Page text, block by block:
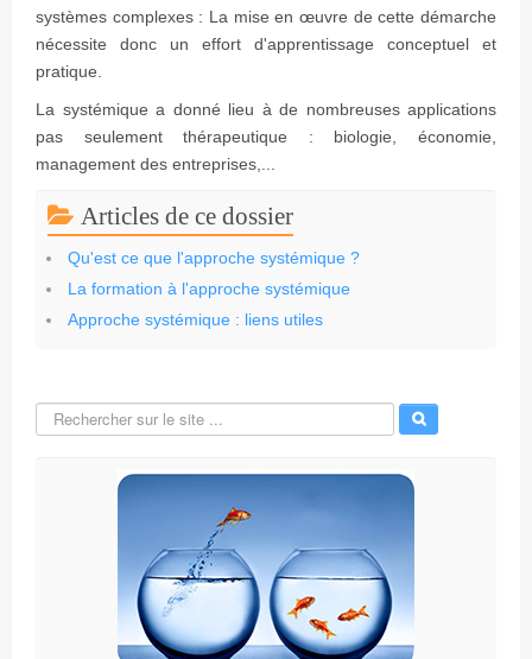
systèmes complexes : La mise en œuvre de cette démarche
nécessite donc un effort d'apprentissage conceptuel et
pratique.
La systémique a donné lieu à de nombreuses applications
pas seulement thérapeutique : biologie, économie,
management des entreprises,...
Articles de ce dossier
Qu'est ce que l'approche systémique ?
La formation à l'approche systémique
Approche systémique : liens utiles